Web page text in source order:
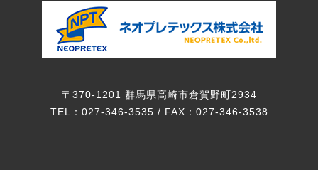
〒370-1201 群馬県高崎市倉賀野町2934
TEL：027-346-3535 / FAX：027-346-3538